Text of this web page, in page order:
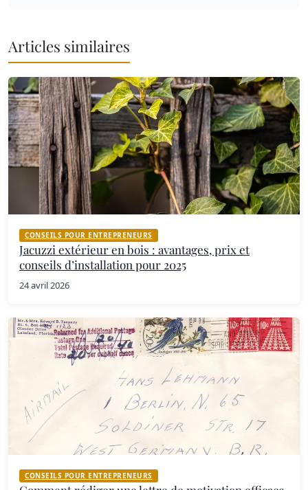
Articles similaires
CONSEILS POUR ENTREPRENEURS
Jacuzzi extérieur en bois : avantages, prix et
conseils d’installation pour 2025
24 avril 2026
CONSEILS POUR ENTREPRENEURS